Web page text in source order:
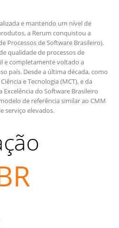
e mantendo um nível de
a Rerum conquistou a
Processos de Software Brasileiro).
qualidade de processos de
e completamente voltado a
país. Desde a última década, como
e Tecnologia (MCT), e da
Excelência do Software Brasileiro
de referência similar ao CMM
serviço elevados.